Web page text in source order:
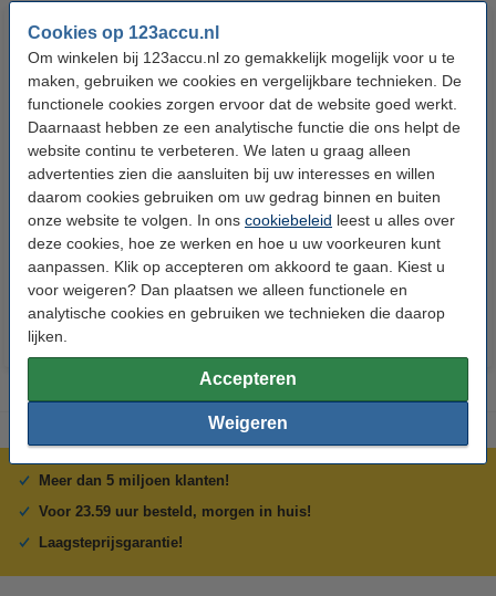
Cookies op 123accu.nl
Om winkelen bij 123accu.nl zo gemakkelijk mogelijk voor u te
maken, gebruiken we cookies en vergelijkbare technieken. De
functionele cookies zorgen ervoor dat de website goed werkt.
Daarnaast hebben ze een analytische functie die ons helpt de
website continu te verbeteren. We laten u graag alleen
advertenties zien die aansluiten bij uw interesses en willen
daarom cookies gebruiken om uw gedrag binnen en buiten
onze website te volgen. In ons cookiebeleid leest u alles over
deze cookies, hoe ze werken en hoe u uw voorkeuren kunt
aanpassen. Klik op accepteren om akkoord te gaan. Kiest u
voor weigeren? Dan plaatsen we alleen functionele en
analytische cookies en gebruiken we technieken die daarop
lijken.
Accepteren
Weigeren
123accu Xtreme Power AAA /
MN2400 / LR03 alkaline batterij
€ 14,50 € 13,05
Inclusief 21%
BTW
123accu Xtreme Power
knoopcellen multipack
€ 5,95 € 5,36 Inclusief 21% BTW
Meer dan 5 miljoen klanten!
Voor 23.59 uur besteld, morgen in huis!
Laagsteprijsgarantie!